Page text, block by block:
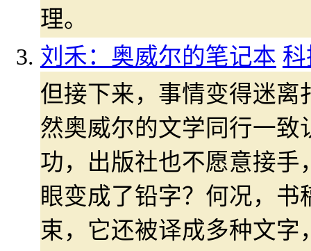
理。
刘禾：奥威尔的笔记本
但接下来，事情变得迷
然奥威尔的文学同行一
功，出版社也不愿意接
眼变成了铅字？何况，
束，它还被译成多种文